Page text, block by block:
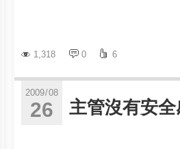
1,318 0 6
主管沒有安全
2009/08
26